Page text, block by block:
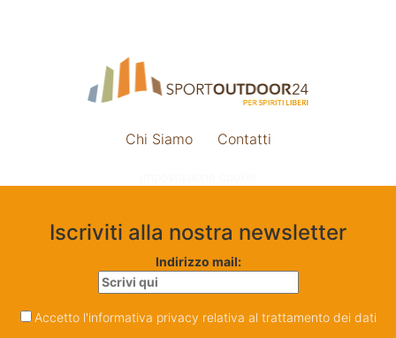
Chi Siamo Contatti
Iscriviti alla nostra newsletter
Indirizzo mail:
Accetto l'informativa privacy relativa al trattamento dei dati